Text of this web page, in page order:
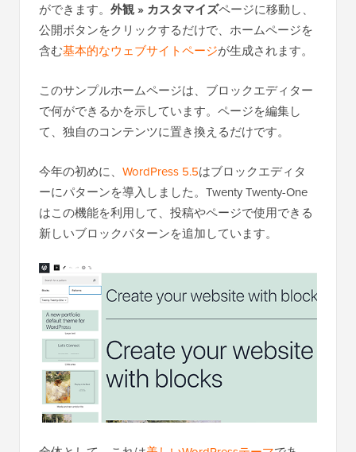
ができます。 外観 » カスタマイズページに移動し、
公開ボタンをクリックするだけで、ホームページを
含む基本的なウェブサイトページが生成されます。
このサンプルホームページは、ブロックエディター
で何ができるかを示しています。ページを編集し
て、独自のコンテンツに置き換えるだけです。
今年の初めに、 WordPress 5.5はブロックエディタ
ーにパターンを導入しました。Twenty Twenty-One
はこの機能を利用して、投稿やページで使用できる
新しいブロックパターンを追加しています。